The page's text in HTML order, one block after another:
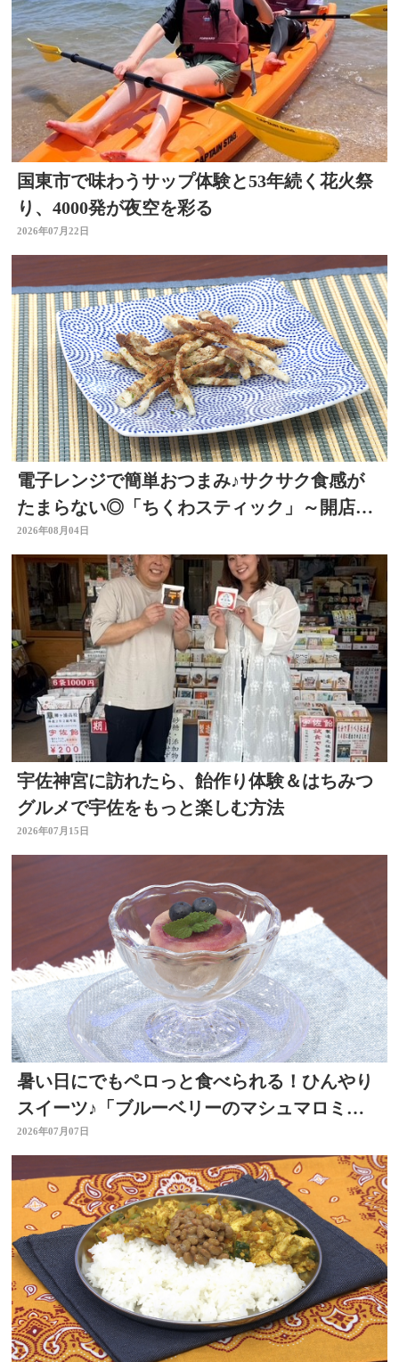
国東市で味わうサップ体験と53年続く花火祭
り、4000発が夜空を彩る
2026年07月22日
電子レンジで簡単おつまみ♪サクサク食感が
たまらない◎「ちくわスティック」～開店！
キッチン別府ちゃん～
2026年08月04日
宇佐神宮に訪れたら、飴作り体験＆はちみつ
グルメで宇佐をもっと楽しむ方法
2026年07月15日
暑い日にでもペロっと食べられる！ひんやり
スイーツ♪「ブルーベリーのマシュマロミル
クアイス」 ～開店！キッチン別府ちゃん～
2026年07月07日